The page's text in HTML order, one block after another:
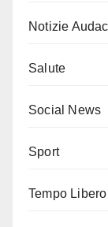
Notizie
Salute
Social News
Sport
Tempo Libero